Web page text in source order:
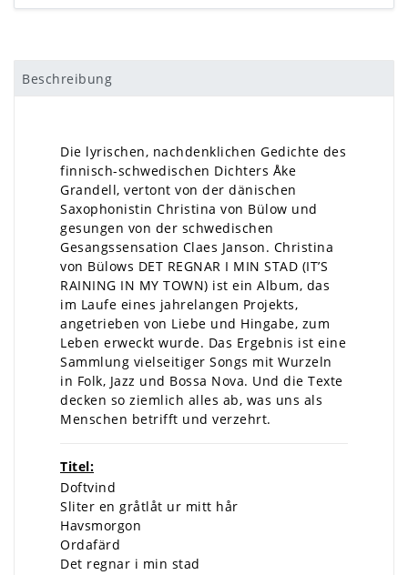
Beschreibung
Die lyrischen, nachdenklichen Gedichte des
finnisch-schwedischen Dichters Åke
Grandell, vertont von der dänischen
Saxophonistin Christina von Bülow und
gesungen von der schwedischen
Gesangssensation Claes Janson. Christina
von Bülows DET REGNAR I MIN STAD (IT’S
RAINING IN MY TOWN) ist ein Album, das
im Laufe eines jahrelangen Projekts,
angetrieben von Liebe und Hingabe, zum
Leben erweckt wurde. Das Ergebnis ist eine
Sammlung vielseitiger Songs mit Wurzeln
in Folk, Jazz und Bossa Nova. Und die Texte
decken so ziemlich alles ab, was uns als
Menschen betrifft und verzehrt.
Titel:
Doftvind
Sliter en gråtlåt ur mitt hår
Havsmorgon
Ordafärd
Det regnar i min stad